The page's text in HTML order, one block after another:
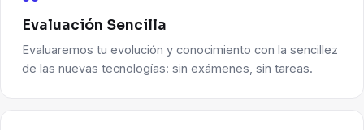
Evaluación Sencilla
Evaluaremos tu evolución y conocimiento con la sencillez
de las nuevas tecnologías: sin exámenes, sin tareas.